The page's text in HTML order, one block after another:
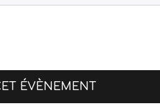
ÉVÈNEMENT